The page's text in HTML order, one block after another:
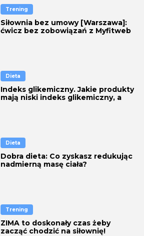
Trening
Siłownia bez umowy [Warszawa]:
ćwicz bez zobowiązań z Myfitweb
Dieta
Indeks glikemiczny. Jakie produkty
mają niski indeks glikemiczny, a
Dieta
Dobra dieta: Co zyskasz redukując
nadmierną masę ciała?
Trening
ZIMA to doskonały czas żeby
zacząć chodzić na siłownię!